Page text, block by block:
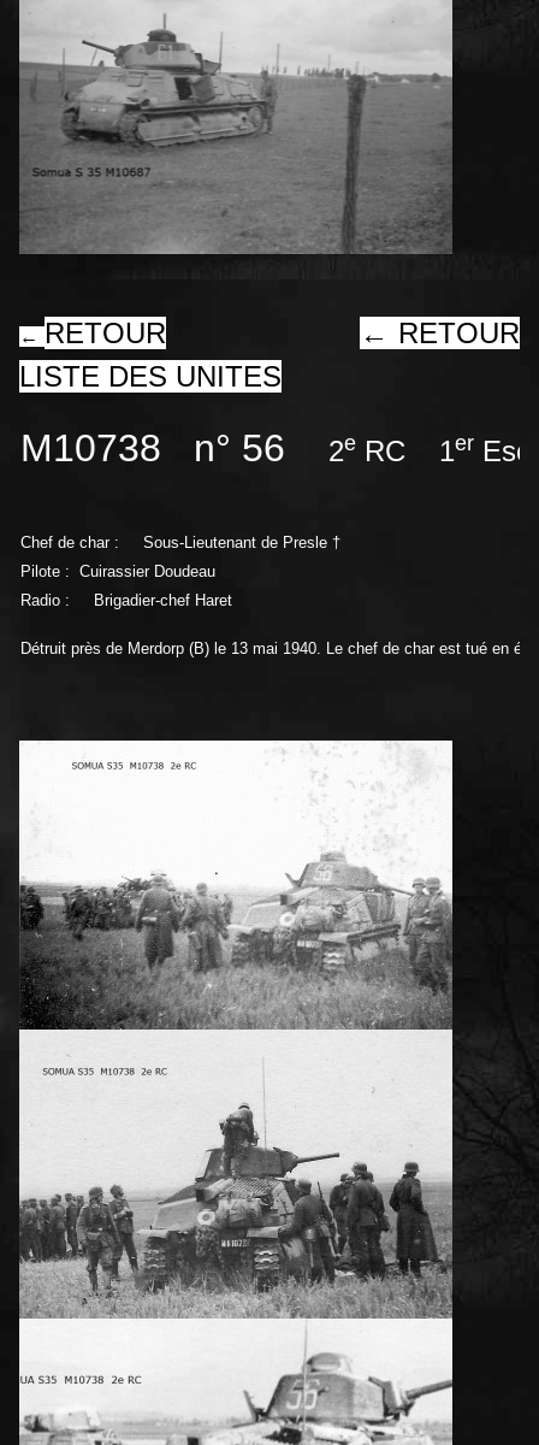
← RETOUR ← RETOUR
LISTE DES UNITES
M10738 n° 56 2e RC 1er
Chef de char : Sous-Lieutenant de Presle †
Pilote : Cuirassier Doudeau
Radio :
Brigadier-chef Haret
Détruit près de Merdorp (B) le 13 mai 1940. Le chef de char est tué en